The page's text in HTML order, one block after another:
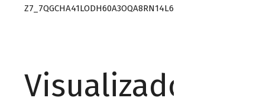
Z7_7QGCHA41LODH60A3OQA8RN14L6
Visualizador